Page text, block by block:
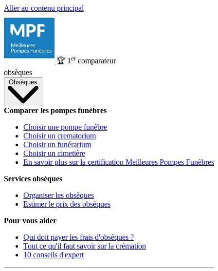
Aller au contenu principal
🏆 1 ercomparateur
obsèques
Obsèques
Comparer les pompes funèbres
Choisir une pompe funèbre
Choisir un crematorium
Choisir un funérarium
Choisir un cimetière
En savoir plus sur la certification Meilleures Pompes Funèbres
Services obsèques
Organiser les obsèques
Estimer le prix des obsèques
Pour vous aider
Qui doit payer les frais d'obsèques ?
Tout ce qu'il faut savoir sur la crémation
10 conseils d'expert